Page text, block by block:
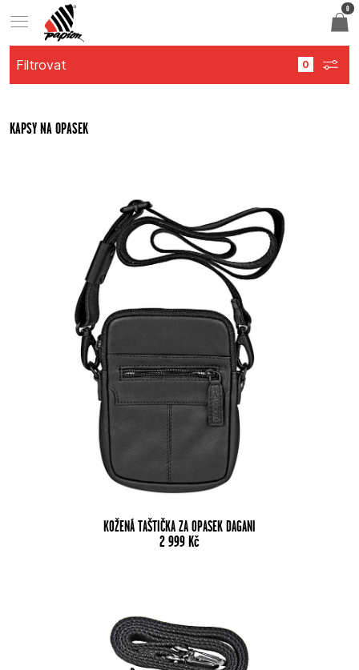
Filtrovat
KAPSY NA OPASEK
KOŽENÁ TAŠTIČKA ZA OPASEK DAGANI
2 999Kč
0